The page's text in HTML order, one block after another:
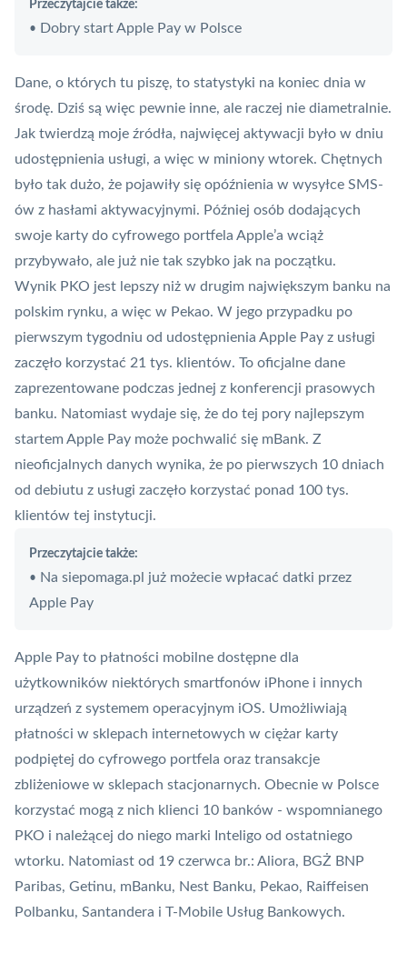
Przeczytajcie także:
• Dobry start Apple Pay w Polsce
Dane, o których tu piszę, to statystyki na koniec dnia w
środę. Dziś są więc pewnie inne, ale raczej nie diametralnie.
Jak twierdzą moje źródła, najwięcej aktywacji było w dniu
udostępnienia usługi, a więc w miniony wtorek. Chętnych
było tak dużo, że pojawiły się opóźnienia w wysyłce SMS-
ów z hasłami aktywacyjnymi. Później osób dodających
swoje karty do cyfrowego portfela Apple’a wciąż
przybywało, ale już nie tak szybko jak na początku.
Wynik PKO jest lepszy niż w drugim największym banku na
polskim rynku, a więc w Pekao. W jego przypadku po
pierwszym tygodniu od udostępnienia Apple Pay z usługi
zaczęło korzystać 21 tys. klientów. To oficjalne dane
zaprezentowane podczas jednej z konferencji prasowych
banku. Natomiast wydaje się, że do tej pory najlepszym
startem Apple Pay może pochwalić się mBank. Z
nieoficjalnych danych wynika, że po pierwszych 10 dniach
od debiutu z usługi zaczęło korzystać ponad 100 tys.
klientów tej instytucji.
Przeczytajcie także:
• Na siepomaga.pl już możecie wpłacać datki przez
Apple Pay
Apple Pay to płatności mobilne dostępne dla
użytkowników niektórych smartfonów iPhone i innych
urządzeń z systemem operacyjnym iOS. Umożliwiają
płatności w sklepach internetowych w ciężar karty
podpiętej do cyfrowego portfela oraz transakcje
zbliżeniowe w sklepach stacjonarnych. Obecnie w Polsce
korzystać mogą z nich klienci 10 banków - wspomnianego
PKO i należącej do niego marki
Inteligo od ostatniego
wtorku. Natomiast od 19 czerwca br.: Aliora, BGŻ BNP
Paribas, Getinu, mBanku, Nest Banku, Pekao, Raiffeisen
Polbanku, Santandera i T-Mobile Usług Bankowych.